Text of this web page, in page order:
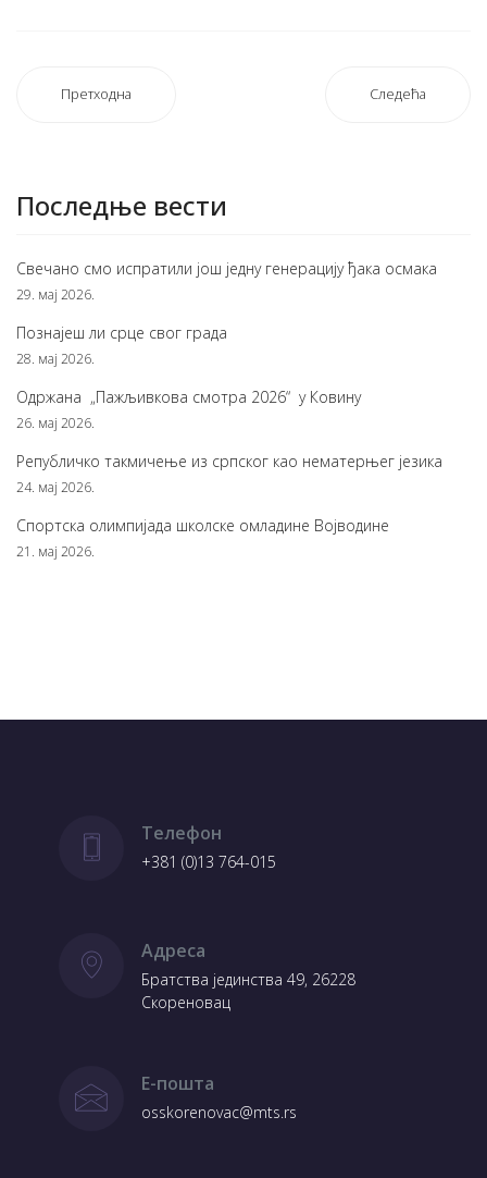
Претходна Следећа
Последње вести
Свечано смо испратили још једну генерацију ђака осмака
29. мај 2026.
Познајеш ли срце свог града
28. мај 2026.
Одржана „Пажљивкова смотра 2026“ у Ковину
26. мај 2026.
Републичко такмичење из српског као нематерњег језика
24. мај 2026.
Спортска олимпијада школске омладине Војводине
21. мај 2026.
Телефон
+381 (0)13 764-015
Адреса
Братства јединства 49, 26228
Скореновац
Е-пошта
osskorenovac@mts.rs